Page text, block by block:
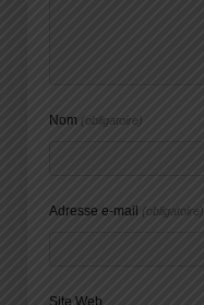
Nom (obligatoire)
Adresse e-mail (obligatoire)
Site Web